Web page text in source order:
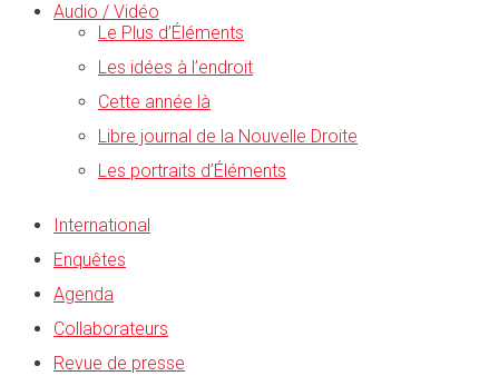
Audio / Vidéo
Le Plus d’Éléments
Les idées à l’endroit
Cette année là
Libre journal de la Nouvelle Droite
Les portraits d’Éléments
International
Enquêtes
Agenda
Collaborateurs
Revue de presse